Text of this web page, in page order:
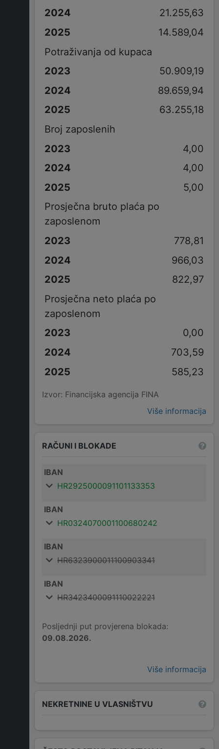
21.255,63
14.589,04
Potraživanja od kupaca
50.909,19
89.659,94
63.255,18
Broj zaposlenih
4,00
4,00
5,00
Prosječna bruto plaća po
zaposlenom
778,81
966,03
822,97
Prosječna neto plaća po
zaposlenom
0,00
703,59
585,23
Izvor: Financijska agencija FINA
Više informacija
RAČUNI I BLOKADE
IBAN
HR2925000091101133353
IBAN
HR0324070001100680242
IBAN
HR6323900011100903341
IBAN
HR3423400091110022221
Posljednji put provjerena blokada:
09.08.2026.
Više informacija
NEKRETNINE U VLASNIŠTVU